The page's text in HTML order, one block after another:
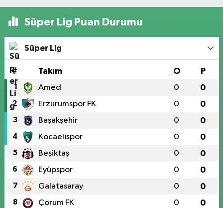
Süper Lig Puan Durumu
Süper Lig
# Takım O P
1 Amed 0 0
2 Erzurumspor FK 0 0
3 Başakşehir 0 0
4 Kocaelispor 0 0
5 Beşiktaş 0 0
6 Eyüpspor 0 0
7 Galatasaray 0 0
8 Çorum FK 0 0